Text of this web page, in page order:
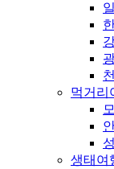
먹거리
생태여